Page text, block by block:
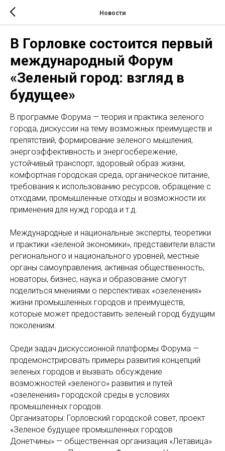
Новости
В Горловке состоится первый
международный Форум
«Зеленый город: взгляд в
будущее»
В программе Форума — теория и практика зеленого
города, дискуссии на тему возможных преимуществ и
препятствий, формирование зеленого мышления,
энергоэффективность и энергосбережение,
устойчивый транспорт, здоровый образ жизни,
комфортная городская среда, органическое питание,
требования к использованию ресурсов, обращение с
отходами, промышленные отходы и возможности их
применения для нужд города и т.д.
Международные и национальные эксперты, теоретики
и практики «зеленой экономики», представители власти
регионального и национального уровней, местные
органы самоуправления, активная общественность,
новаторы, бизнес, наука и образование смогут
поделиться мнениями о перспективах «озеленения»
жизни промышленных городов и преимуществ,
которые может предоставить зеленый город будущим
поколениям.
Среди задач дискуссионной платформы Форума —
продемонстрировать примеры развития концепций
зеленых городов и вызвать обсуждение
возможностей «зеленого» развития и путей
«озеленения» городской среды в условиях
промышленных городов.
Организаторы: Горловский городской совет, проект
«Зеленое будущее промышленных городов
Донетчины» — общественная организация «Летавица»